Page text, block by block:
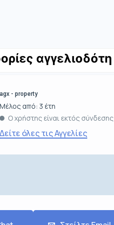
αγγελιοδότη
agx - property
Μέλος από: 3 έτη
Ο χρήστης είναι εκτός σύνδεσης
Δείτε όλες τις Αγγελίες